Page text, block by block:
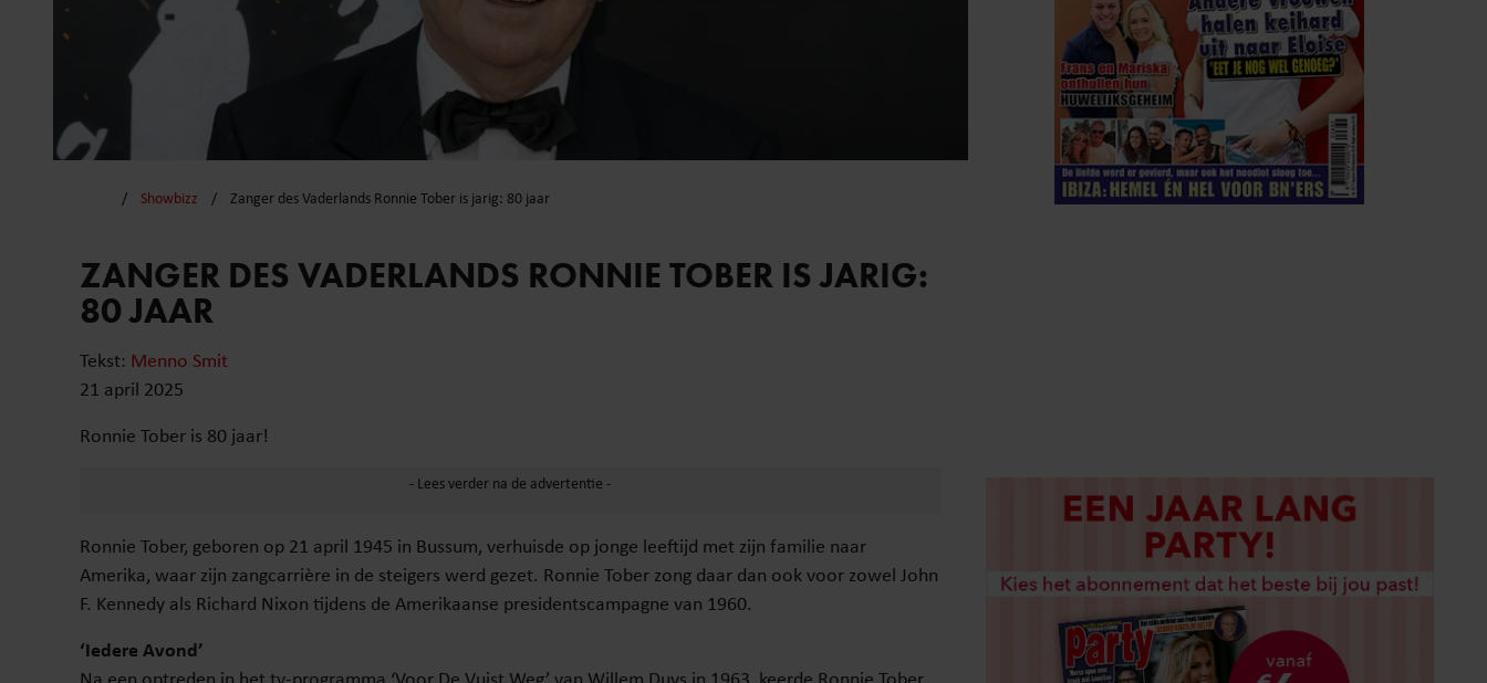
Showbizz Zanger des Vaderlands Ronnie Tober is jarig: 80 jaar
ZANGER DES VADERLANDS RONNIE TOBER IS JARIG:
80 JAAR
Tekst: Menno Smit
21 april 2025
Ronnie Tober is 80 jaar!
Ronnie Tober, geboren op 21 april 1945 in Bussum, verhuisde op jonge leeftijd met zijn familie naar
Amerika, waar zijn zangcarrière in de steigers werd gezet. Ronnie Tober zong daar dan ook voor zowel John
F. Kennedy als Richard Nixon tijdens de Amerikaanse presidentscampagne van 1960.
‘Iedere Avond’